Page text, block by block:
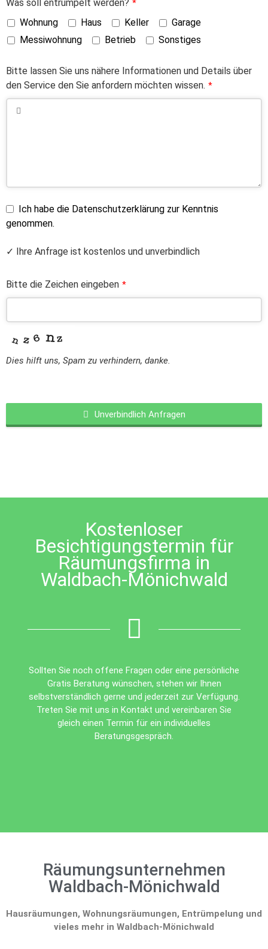
Was soll entrümpelt werden? *
Wohnung Haus Keller
Garage
Messiwohnung
Betrieb Sonstiges
Bitte lassen Sie uns nähere Informationen und Details über
den Service den Sie anfordern möchten wissen. *
Ich habe die Datenschutzerklärung zur Kenntnis
genommen.
✓ Ihre Anfrage ist kostenlos und unverbindlich
Bitte die Zeichen eingeben *
Dies hilft uns, Spam zu verhindern, danke.
Unverbindlich Anfragen
left
Kostenloser
Besichtigungstermin für
Räumungsfirma in
Waldbach-Mönichwald
Sollten Sie noch offene Fragen oder eine persönliche
Gratis Beratung wünschen, stehen wir Ihnen
selbstverständlich gerne und jederzeit zur Verfügung.
Treten Sie mit uns in Kontakt und vereinbaren Sie
gleich einen Termin für ein individuelles
Beratungsgespräch.
Räumungsunternehmen
Waldbach-Mönichwald
Hausräumungen, Wohnungsräumungen, Entrümpelung und
vieles mehr in Waldbach-Mönichwald